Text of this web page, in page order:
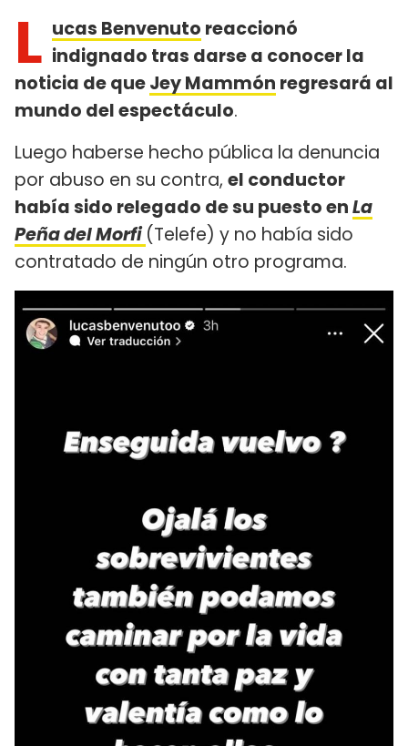
L ucas Benvenuto reaccionó
indignado tras darse a conocer la
noticia de queJey Mammón regresará al
mundo del espectáculo.
Luego haberse hecho pública la denuncia
por abuso en su contra, el conductor
había sido relegado de su puesto enLa
Peña del Morfi(Telefe) y no había sido
contratado de ningún otro programa.